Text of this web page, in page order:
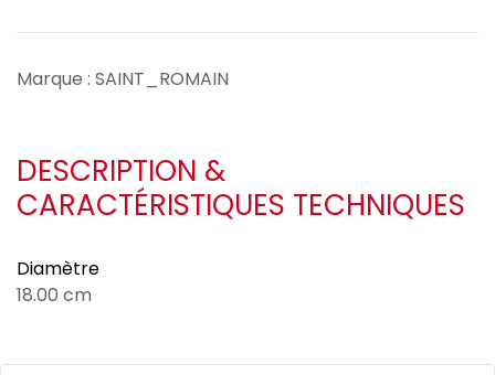
Marque : SAINT_ROMAIN
DESCRIPTION &
CARACTÉRISTIQUES TECHNIQUES
Diamètre
18.00 cm